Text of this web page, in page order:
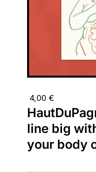
4,00 €
line big
your body